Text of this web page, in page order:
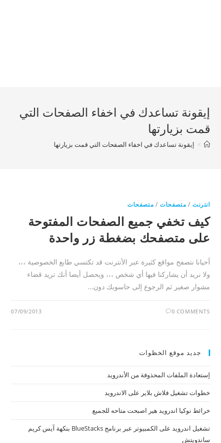
إيقونة تساعدك في اخفاء الصفحات التي
قمت بزيارتها
> إيقونة تساعدك في اخفاء الصفحات التي قمت بزيارتها
انترنت / متصفحات / متصفحات
كيف تخفي جميع الصفحات المفتوحة
على متصفحك بضغطة زر واحدة
أحيانا نتصفح مواقع كثيرة عبر الأنترنت قد تكتسي طابع الخصوصية ،،،
ولا نريد أن يشاركنا فيها أي شخص ،،، ويحصل أيضا أنك تريد قضاء
مشوار صغير ثم الرجوع إلى حاسوبك دون…
0 COMMENTS
07/09/2013
جديد موقع الخظوات
إستعادة الملفات المحذوفة من الأندرويد
خطوات تشغيل فلاش بلاير على الاندرويد
خرائط نوكيا اندرويد هير اصبحت متاحه للجميع
تشغيل اندرويد على الكمبيوتر عبر برنامج BlueStacks بنكهة آيس كريم
ساندويتش